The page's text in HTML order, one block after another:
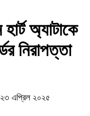
অ্যাটাকে
নিরাপত্তা
এপ্রিল ২০২৫